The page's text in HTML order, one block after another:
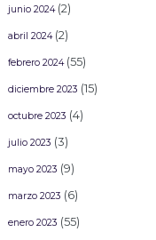
junio 2024(2)
abril 2024(2)
febrero 2024(55)
diciembre 2023 (15)
octubre 2023 (4)
julio 2023 (3)
mayo 2023 (9)
marzo 2023 (6)
enero 2023 (55)